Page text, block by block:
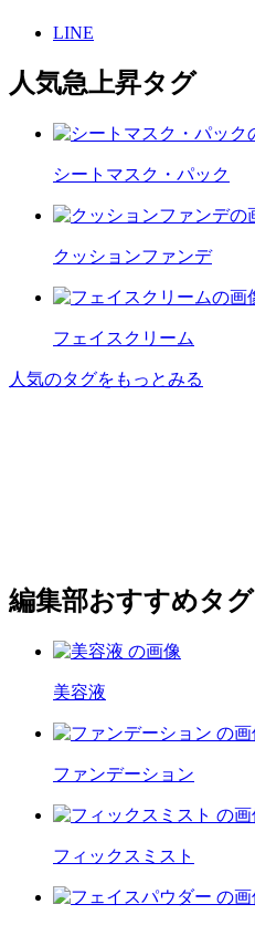
LINE
人気急上昇タグ
シートマスク・パック
クッションファンデ
フェイスクリーム
人気のタグをもっとみる
編集部おすすめタグ
美容液
ファンデーション
フィックスミスト